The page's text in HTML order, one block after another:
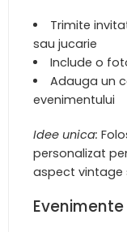
Trimite
sau jucarie
Include o
Adauga un
evenimentului
Idee unica:
personalizat
aspect vintage